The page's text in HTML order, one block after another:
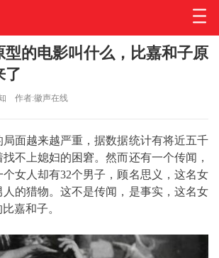
型的电影叫什么，比嘉和子原
了
作者:徽声在线
面越来越严重，据数据统计有将近五千
不上媳妇的困窘。然而还有一个传闻，
女人却有32个男子，顾名思义，这名女
的猎物。这不是传闻，是事实，这名女
嘉和子。